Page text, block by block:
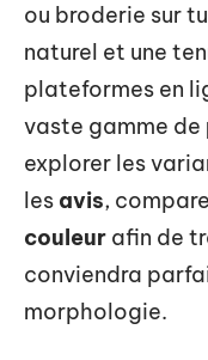
ou broderie sur
naturel et une
plateformes en
vaste gamme de
explorer les
les avis,
couleur afin de
conviendra
morphologie.